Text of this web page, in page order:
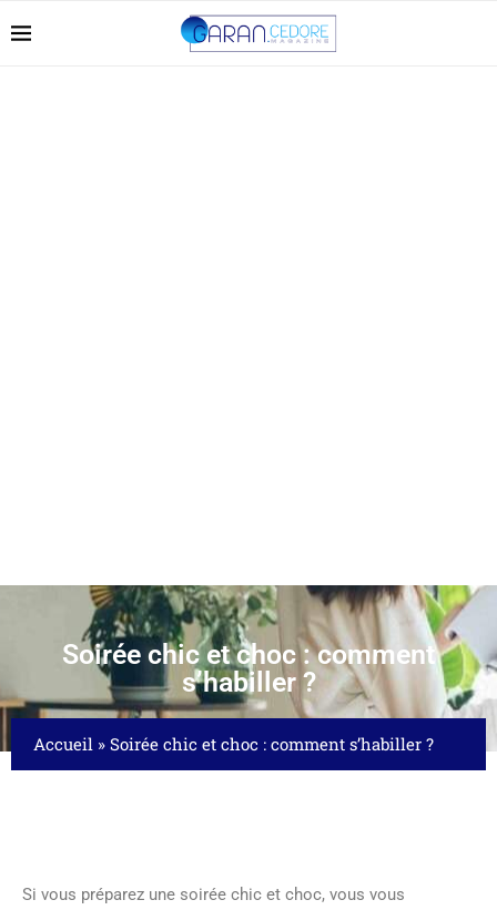
Soirée chic et choc : comment
s’habiller ?
Accueil » Soirée chic et choc : comment s’habiller ?
Si vous préparez une soirée chic et choc, vous vous